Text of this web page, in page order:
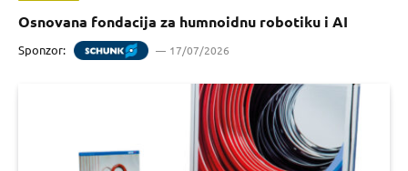
Osnovana fondacija za humnoidnu robotiku i AI
Sponzor: 17/07/2026